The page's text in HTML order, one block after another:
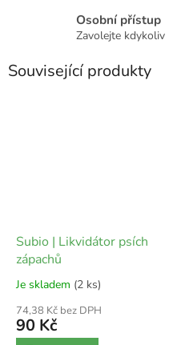
Osobní přístup
Zavolejte kdykoliv
Související produkty
Subio | Likvidátor psích
zápachů
Je skladem (2 ks)
74,38 Kč bez DPH
90 Kč